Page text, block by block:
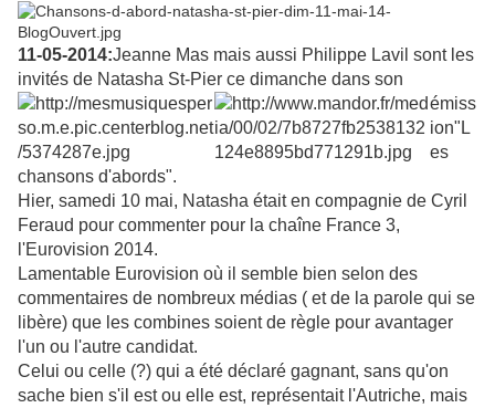
11-05-2014:Jeanne Mas mais aussi Philippe Lavil sont les
invités de Natasha St-Pier ce dimanche dans son
émiss
ion"L
es
chansons d'abords".
Hier, samedi 10 mai, Natasha était en compagnie de Cyril
Feraud pour commenter pour la chaîne France 3,
l'Eurovision 2014.
Lamentable Eurovision où il semble bien selon des
commentaires de nombreux médias ( et de la parole qui se
libère) que les combines soient de règle pour avantager
l'un ou l'autre candidat.
Celui ou celle (?) qui a été déclaré gagnant, sans qu'on
sache bien s'il est ou elle est, représentait l'Autriche, mais